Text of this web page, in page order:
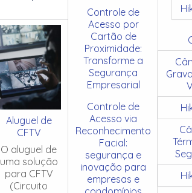
Aluguel de
CFTV
O aluguel de
uma solução
para CFTV
(Circuito
Controle de
Acesso por
Cartão de
Proximidade:
Transforme a
Segurança
Empresarial
Controle de
Acesso via
Reconhecimento
Facial:
segurança e
inovação para
empresas e